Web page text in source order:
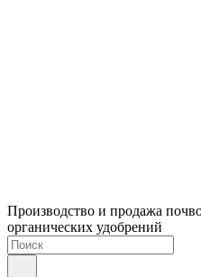
Производство и продажа
органических удобрений